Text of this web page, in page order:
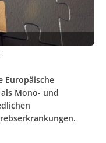
Europäische
Mono- und